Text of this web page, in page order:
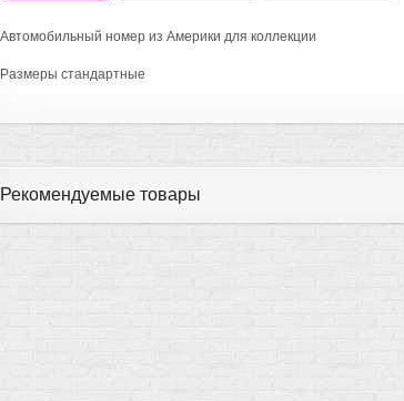
Автомобильный номер из Америки для коллекции
Размеры стандартные
Рекомендуемые товары